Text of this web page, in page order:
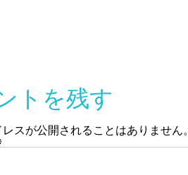
トを残す
スが公開されることはありません。